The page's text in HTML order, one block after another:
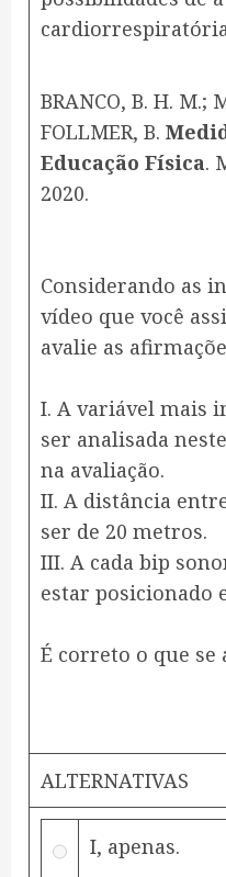
BRANCO, B. H. M.;
FOLLMER, B.
Educação Física.
2020.
Considerando as
vídeo que você
avalie as
I. A variável mais
ser analisada
na avaliação.
II. A distância
ser de 20 metros.
III. A cada bip
estar posicionado
É correto o que se
ALTERNATIVAS
I, apenas.